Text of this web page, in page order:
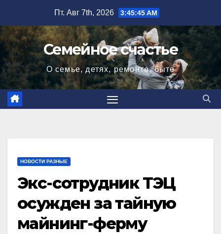
содержимому
Пт. Авг 7th, 2026 3:45:46 AM
Семейное счастье
О семье, детях, ремонте, быте
НОВОСТИ РАЗНЫЕ
Экс-сотрудник ТЭЦ
осужден за тайную
майнинг-ферму